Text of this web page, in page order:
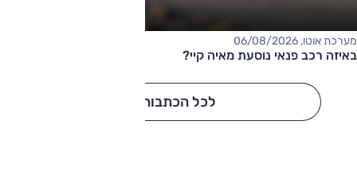
מערכת אוטו, 06/08/2026
באיזה רכב פנאי נוסעת מאיה קיי?
לכל הכתבות